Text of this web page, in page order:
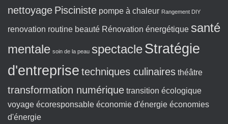
nettoyage Pisciniste pompe à chaleur Rangement DIY
renovation routine beauté Rénovation énergétique santé
mentale soin de la peau spectacleStratégie
d'entreprise techniques culinaires théâtre
transformation numérique transition écologique
voyage écoresponsable économie d'énergie économies
d'énergie